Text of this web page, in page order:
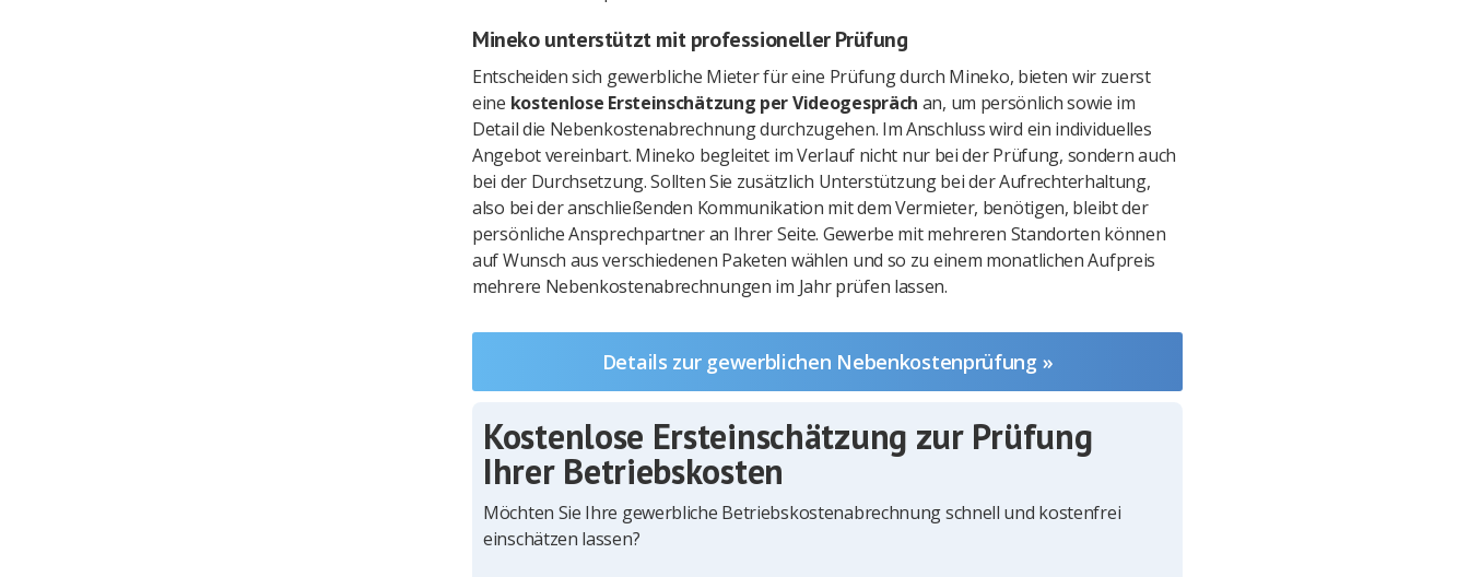
Mineko unterstützt mit professioneller Prüfung
Entscheiden sich gewerbliche Mieter für eine Prüfung durch Mineko, bieten wir zuerst
eine kostenlose Ersteinschätzung per Videogespräch an, um persönlich sowie im
Detail die Nebenkostenabrechnung durchzugehen. Im Anschluss wird ein individuelles
Angebot vereinbart. Mineko begleitet im Verlauf nicht nur bei der Prüfung, sondern auch
bei der Durchsetzung. Sollten Sie zusätzlich Unterstützung bei der Aufrechterhaltung,
also bei der anschließenden Kommunikation mit dem Vermieter, benötigen, bleibt der
persönliche Ansprechpartner an Ihrer Seite. Gewerbe mit mehreren Standorten können
auf Wunsch aus verschiedenen Paketen wählen und so zu einem monatlichen Aufpreis
mehrere Nebenkostenabrechnungen im Jahr prüfen lassen.
Details zur gewerblichen Nebenkostenprüfung »
Kostenlose Ersteinschätzung zur Prüfung
Ihrer Betriebskosten
Möchten Sie Ihre gewerbliche Betriebskostenabrechnung schnell und kostenfrei
einschätzen lassen?